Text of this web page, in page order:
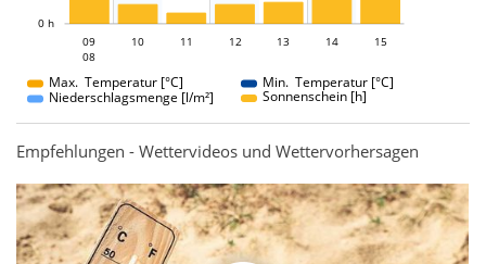
0 h
09
09
08
10 11 12 13 14 15
Max. Temperatur [°C]
Min. Temperatur [°C]
Niederschlagsmenge [l/m²]
Sonnenschein [h]
Empfehlungen - Wettervideos und Wettervorhersagen